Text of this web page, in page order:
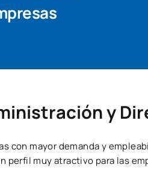
y
con mayor demanda y
perfil muy atractivo para las